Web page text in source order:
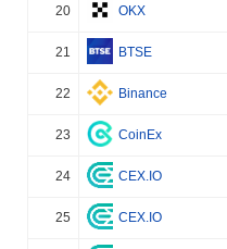
20 OKX
21 BTSE
22 Binance
23 CoinEx
24 CEX.IO
25 CEX.IO